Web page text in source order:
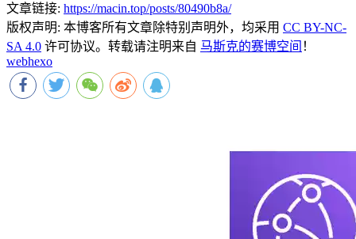
文章链接: https://macin.top/posts/80490b8a/
版权声明: 本博客所有文章除特别声明外，均采用 CC BY-NC-
SA 4.0 许可协议。转载请注明来自 马斯克的赛博空间 ！
webhexo